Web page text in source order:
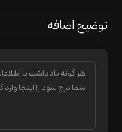
توضیح اضافه